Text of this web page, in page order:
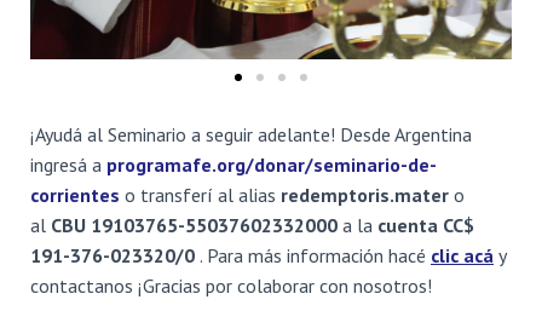
¡Ayudá al Seminario a seguir adelante! Desde Argentina
ingresá a programafe.org/donar/seminario-de-
corrientes o transferí al alias redemptoris.mater o
al CBU 19103765-55037602332000 a la cuenta CC$
191-376-023320/0 . Para más información hacé clic acá y
contactanos ¡Gracias por colaborar con nosotros!